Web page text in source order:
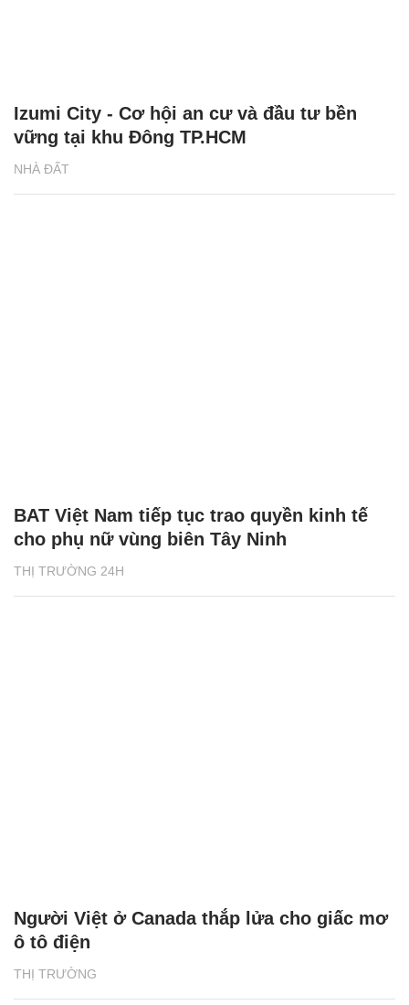
NHÀ ĐẤT
Izumi City - Cơ hội an cư và đầu tư bền
vững tại khu Đông TP.HCM
THỊ TRƯỜNG 24H
BAT Việt Nam tiếp tục trao quyền kinh tế
cho phụ nữ vùng biên Tây Ninh
THỊ TRƯỜNG
Người Việt ở Canada thắp lửa cho giấc mơ
ô tô điện